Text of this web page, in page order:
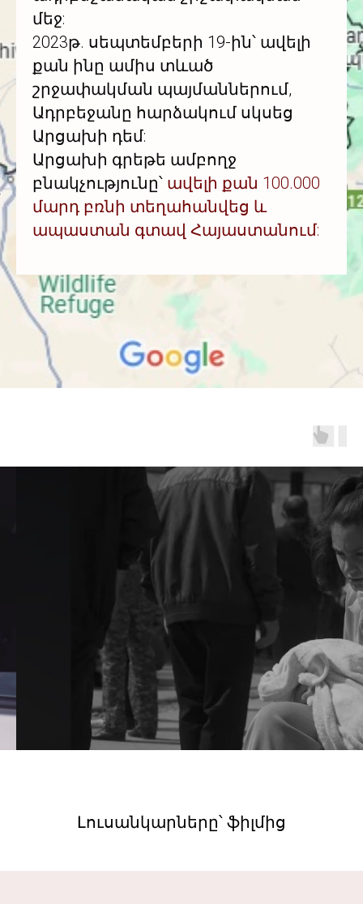
մեջ:
2023թ. սեպտեմբերի 19-ին՝ ավելի
քան ինը ամիս տևած
շրջափակման պայմաններում,
Ադրբեջանը հարձակում սկսեց
Արցախի դեմ:
Արցախի գրեթե ամբողջ
բնակչությունը՝ ավելի քան 100.000
մարդ բռնի տեղահանվեց և
ապաստան գտավ Հայաստանում:
Լուսանկարները՝ ֆիլմից